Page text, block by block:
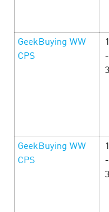
Путешествуйте
CityAds - Месяц
игровых офферов!
GeekBuying WW
CPS
-
GeekBuying WW
CPS
-